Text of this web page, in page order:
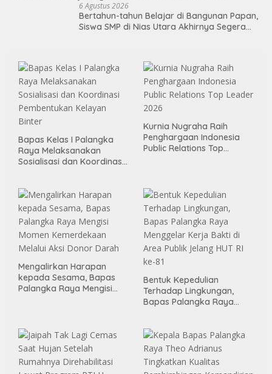
6 Agustus 2026
Bertahun-tahun Belajar di Bangunan Papan,
Siswa SMP di Nias Utara Akhirnya Segera
Bapas Kelas I Palangka
Raya Melaksanakan
Sosialisasi dan Koordinasi
Kurnia Nugraha Raih
Penghargaan Indonesia
Public Relations Top
Mengalirkan Harapan
kepada Sesama, Bapas
Palangka Raya Mengisi
Bentuk Kepedulian
Terhadap Lingkungan,
Bapas Palangka Raya
ke-81